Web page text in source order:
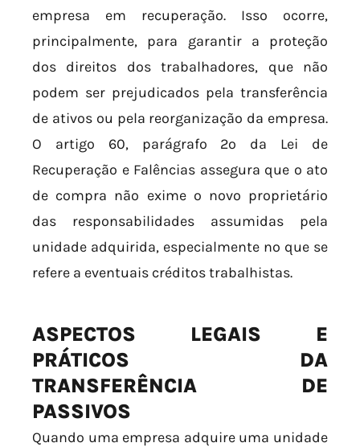
empresa em recuperação. Isso ocorre,
principalmente, para garantir a proteção
dos direitos dos trabalhadores, que não
podem ser prejudicados pela transferência
de ativos ou pela reorganização da empresa.
O artigo 60, parágrafo 2º da Lei de
Recuperação e Falências assegura que o ato
de compra não exime o novo proprietário
das responsabilidades assumidas pela
unidade adquirida, especialmente no que se
refere a eventuais créditos trabalhistas.
ASPECTOS LEGAIS E
PRÁTICOS DA
TRANSFERÊNCIA DE
PASSIVOS
Quando uma empresa adquire uma unidade